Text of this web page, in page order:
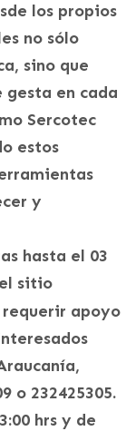
los propios
no sólo
sino que
en cada
Sercotec
estos
y
hasta el 03
sitio
requerir apoyo
o 232425305.
hrs y de